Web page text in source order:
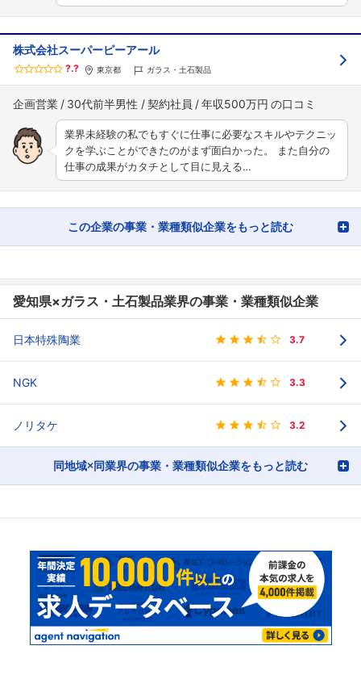
株式会社スーパーピーアール
?.? 東京都 ガラス・土石製品
企画営業 30代前半男性 契約社員 年収500万円
業界未経験の私でもすぐに仕事に必要なスキルやテクニッ
クを学ぶことができたのがまず面白かった。 また自分の
仕事の成果がカタチとして目に見える…
この企業の事業・業種類似企業をもっと読む
愛知県×ガラス・土石製品業界の事業・業種類似企業
日本特殊陶業 3.7
NGK 3.3
ノリタケ 3.2
同地域×同業界の事業・業種類似企業をもっと読む